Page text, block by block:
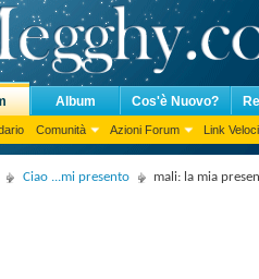
Comunità Azioni Forum Link Veloci
Album Cos'è Nuovo?
Ciao ...mi presento mali: la mia